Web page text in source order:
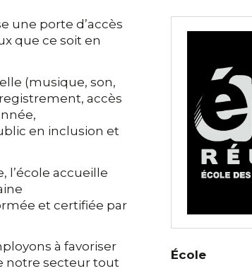
une porte d’accès
que ce soit en
(musique, son,
accès
en inclusion et
l’école accueille
et certifiée par
à favoriser
notre secteur tout
École